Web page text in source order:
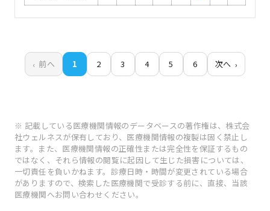
前へ 1 2 3 4 5 6 次へ
※ 記載している医療機関情報のデータベースの著作権は、株式会
社ウェルネスが保有しており、医療機関情報の複製は固く禁止し
ます。また、医療機関情報の正確性または完全性を保証するもの
ではなく、それら情報の閲覧に起因して生じた損害については、
一切責任を負いかねます。診療日時・時間が変更されている場合
がありますので、検索した医療機関で受診する前に、直接、当該
医療機関へお問い合わせください。